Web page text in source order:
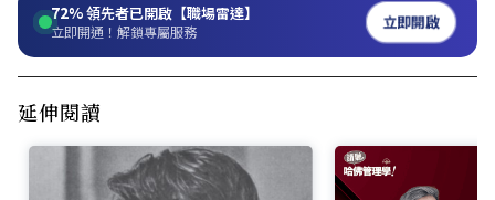
72%領先者已開啟【職場雷達】
立即開通！解鎖專屬服務 立即開啟
延伸閱讀